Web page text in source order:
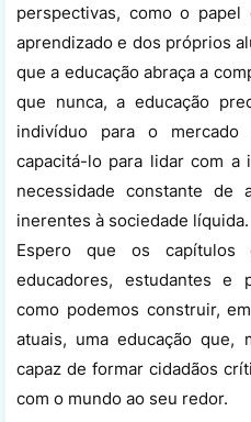
perspectivas, como o
aprendizado e dos próprios
que a educação abraça a
que nunca, a educação
indivíduo para o mercado
capacitá-lo para lidar com
necessidade constante de
inerentes à sociedade líquida.
Espero que os capítulos
educadores, estudantes e
como podemos construir,
atuais, uma educação que,
capaz de formar cidadãos
com o mundo ao seu redor.